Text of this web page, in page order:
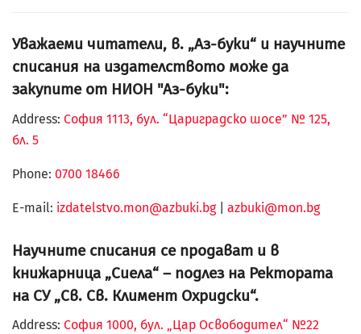
Уважаеми читатели, в. „Аз-буки“ и научните
списания на издателството може да
закупите от НИОН "Аз-буки":
Address: София 1113, бул. “Цариградско шосе” № 125,
бл. 5
Phone: 0700 18466
Е-mail: izdatelstvo.mon@azbuki.bg| azbuki@mon.bg
Научните списания се продават и в
книжарница „Сиела“ – подлез на Ректората
на СУ „Св. Св. Климент Охридски“.
Address: София 1000, бул. „Цар Освободител“ №22